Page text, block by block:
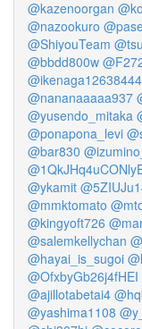
@kazenoorgan
@nazookuro
@ShiyouTeam
@bbdd800w
@ikenaga12638444
@nananaaaaa937
@yusendo_mitaka
@ponapona_levi
@bar830
@ykamit
@mmktomato
@kingyoft726
@salemkellychan
@hayai_is_sugoi
@OfxbyGb26j4fHEI
@ajillotabetai4
@yashima1108